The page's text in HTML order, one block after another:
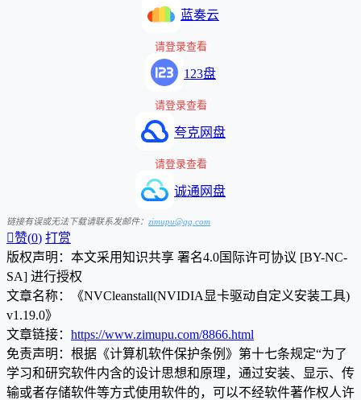
蓝奏云
请登录查看
123盘
请登录查看
夸克网盘
请登录查看
诚通网盘
链接有误或无法下载请联系发邮件： zimupu@qq.com
赞(0) 打赏
版权声明：本文采用知识共享 署名4.0国际许可协议 [BY-NC-
SA] 进行授权
文章名称：《NVCleanstall(NVIDIA显卡驱动自定义安装工具)
v1.19.0》
文章链接： https://www.zimupu.com/8866.html
免责声明：根据《计算机软件保护条例》第十七条规定“为了
学习和研究软件内含的设计思想和原理，通过安装、显示、传
输或者存储软件等方式使用软件的，可以不经软件著作权人许